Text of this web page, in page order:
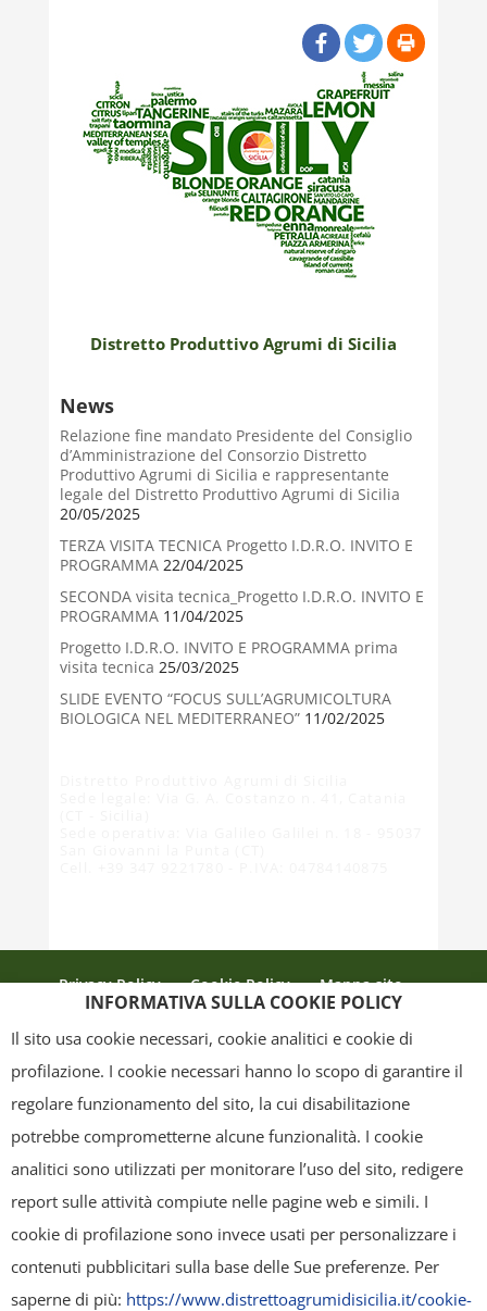
Distretto Produttivo Agrumi di Sicilia
News
Relazione fine mandato Presidente del Consiglio
d’Amministrazione del Consorzio Distretto
Produttivo Agrumi di Sicilia e rappresentante
legale del Distretto Produttivo Agrumi di Sicilia
20/05/2025
TERZA VISITA TECNICA Progetto I.D.R.O. INVITO E
PROGRAMMA22/04/2025
SECONDA visita tecnica_Progetto I.D.R.O. INVITO E
PROGRAMMA11/04/2025
Progetto I.D.R.O. INVITO E PROGRAMMA prima
visita tecnica 25/03/2025
SLIDE EVENTO “FOCUS SULL’AGRUMICOLTURA
BIOLOGICA NEL MEDITERRANEO”11/02/2025
Privacy Policy Cookie Policy
Mappa sito
grafica ed il layout) sono di proprietà del "Distretto Produttivo Agrumi di
Sicilia" e tutelati dal diritto d’autore. È pertanto vietato copiarli,
pubblicarli, riscriverli, commercializzarli, distribuirli, anche soltanto in
parte. Tutti i documenti presenti su questo sito, disponibili gratuitamente
per il download, sono da intendere esclusivamente per uso personale.
INFORMATIVA SULLA COOKIE POLICY
Il sito usa cookie necessari, cookie analitici e cookie di
profilazione. I cookie necessari hanno lo scopo di garantire il
regolare funzionamento del sito, la cui disabilitazione
potrebbe comprometterne alcune funzionalità. I cookie
analitici sono utilizzati per monitorare l’uso del sito, redigere
report sulle attività compiute nelle pagine web e simili. I
cookie di profilazione sono invece usati per personalizzare i
contenuti pubblicitari sulla base delle Sue preferenze. Per
saperne di più: https://www.distrettoagrumidisicilia.it/cookie-